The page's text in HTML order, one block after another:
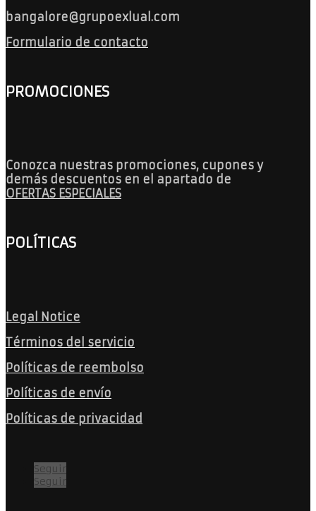
bangalore@grupoexlual.com
Formulario de contacto
PROMOCIONES
Conozca nuestras promociones, cupones y
demás descuentos en el apartado de
OFERTAS ESPECIALES
POLÍTICAS
Legal Notice
Términos del servicio
Políticas de reembolso
Políticas de envío
Políticas de privacidad
Seguir
Seguir